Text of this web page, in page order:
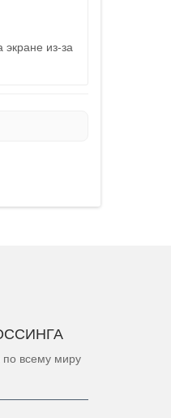
экране из-за
всему миру